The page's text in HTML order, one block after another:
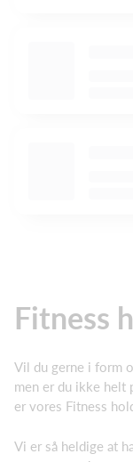
Fitness
Vil du gerne i form
men er du ikke helt
er vores Fitness
Vi er så heldige at